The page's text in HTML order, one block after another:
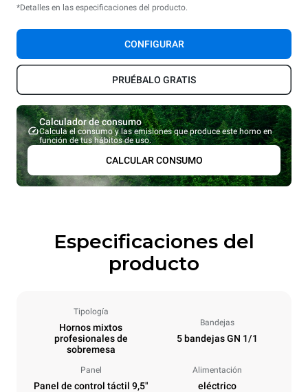
*Detalles en las especificaciones del producto.
CONFIGURAR
PRUÉBALO GRATIS
Calculador de consumo
Calcula el consumo y las emisiones que produce este horno en
función de tus hábitos de uso.
CALCULAR CONSUMO
Especificaciones del
producto
Tipología
Hornos mixtos
profesionales de
sobremesa
Bandejas
5 bandejas GN 1/1
Panel
Panel de control táctil 9,5"
Alimentación
eléctrico